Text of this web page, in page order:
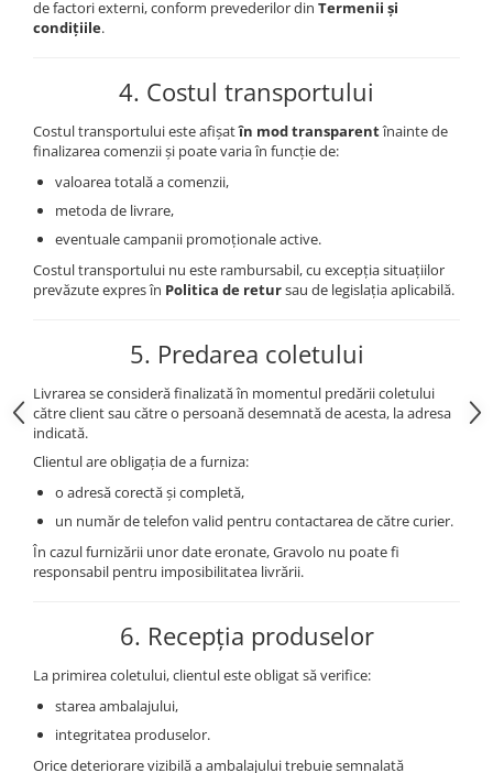
de factori externi, conform prevederilor din Termenii și
condițiile.
4. Costul transportului
Costul transportului este afișatîn mod transparentînainte de
finalizarea comenzii și poate varia în funcție de:
valoarea totală a comenzii,
metoda de livrare,
eventuale campanii promoționale active.
Costul transportului nu este rambursabil, cu excepția situațiilor
prevăzute expres în Politica de retursau de legislația aplicabilă.
5. Predarea coletului
Livrarea se consideră finalizată în momentul predării coletului
către client sau către o persoană desemnată de acesta, la adresa
indicată.
Clientul are obligația de a furniza:
o adresă corectă și completă,
un număr de telefon valid pentru contactarea de către curier.
În cazul furnizării unor date eronate, Gravolo nu poate fi
responsabil pentru imposibilitatea livrării.
6. Recepția produselor
La primirea coletului, clientul este obligat să verifice:
starea ambalajului,
integritatea produselor.
Orice deteriorare vizibilă a ambalajului trebuie semnalată